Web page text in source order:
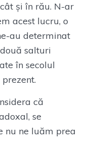
și în rău. N-ar
acest lucru, o
au determinat
salturi
în secolul
că
se
nu ne luăm prea